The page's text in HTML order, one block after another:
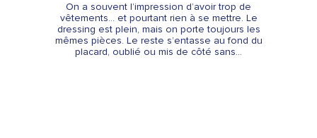
On a souvent l’impression d’avoir trop de
vêtements… et pourtant rien à se mettre. Le
dressing est plein, mais on porte toujours les
mêmes pièces. Le reste s’entasse au fond du
placard, oublié ou mis de côté sans...